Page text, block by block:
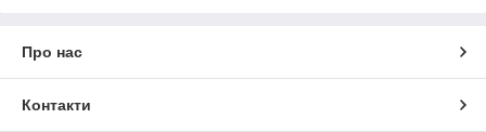
Про нас
Контакти